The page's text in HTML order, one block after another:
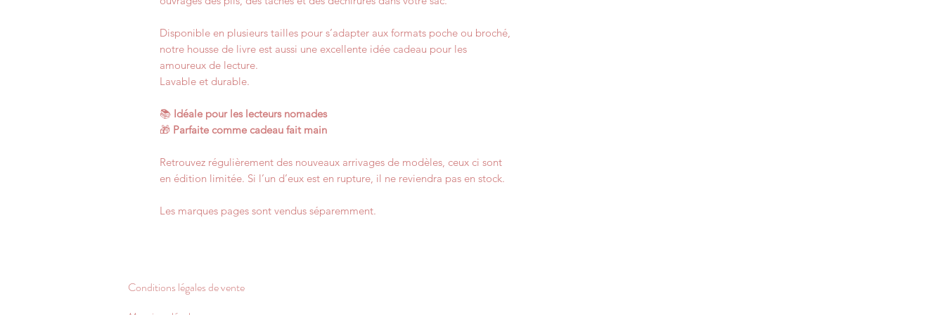
Disponible en plusieurs tailles pour s’adapter aux formats poche ou broché,
notre housse de livre est aussi une excellente idée cadeau pour les
amoureux de lecture.
Lavable et durable.
📚 Idéale pour les lecteurs nomades
🎁 Parfaite comme cadeau fait main
Retrouvez régulièrement des nouveaux arrivages de modèles, ceux ci sont
en édition limitée. Si l’un d’eux est en rupture, il ne reviendra pas en stock.
Les marques pages sont vendus séparemment.
Conditions légales de vente